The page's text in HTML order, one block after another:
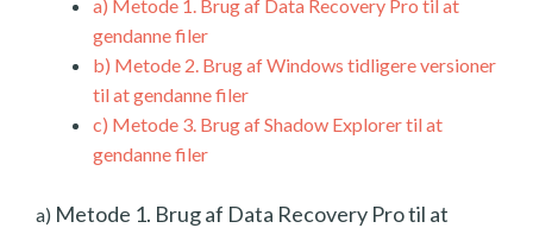
a) Metode 1. Brug af Data Recovery Pro til at
gendanne filer
b) Metode 2. Brug af Windows tidligere versioner
til at gendanne filer
c) Metode 3. Brug af Shadow Explorer til at
gendanne filer
a) Metode 1. Brug af Data Recovery Pro til at